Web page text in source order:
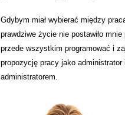
Gdybym miał wybierać między
prawdziwe życie nie postawiło
przede wszystkim programować i
propozycję pracy jako administrator
administratorem.